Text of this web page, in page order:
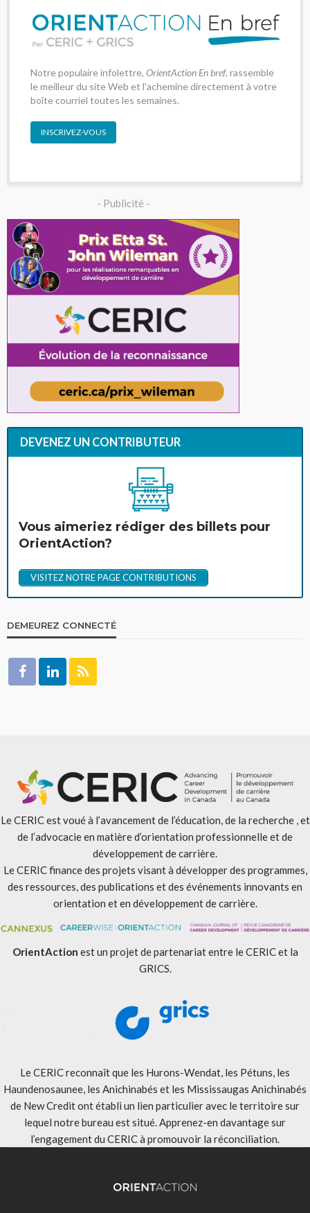
Notre populaire infolettre, OrientAction En bref, rassemble
le meilleur du site Web et l'achemine directement à votre
boîte courriel toutes les semaines.
INSCRIVEZ-VOUS
- Publicité -
DEVENEZ UN CONTRIBUTEUR
Vous aimeriez rédiger des billets pour
OrientAction?
VISITEZ NOTRE PAGE CONTRIBUTIONS
DEMEUREZ CONNECTÉ
Le CERIC est voué à l’avancement de l’éducation, de la recherche , et
de l’advocacie en matière d’orientation professionnelle et de
développement de carrière.
Le CERIC finance des projets visant à développer des programmes,
des ressources, des publications et des événements innovants en
orientation et en développement de carrière.
OrientAction est un projet de partenariat entre le CERIC et la
GRICS.
Le CERIC reconnaît que les Hurons-Wendat, les Pétuns, les
Haundenosaunee, les Anichinabés et les Mississaugas Anichinabés
de New Credit ont établi un lien particulier avec le territoire sur
lequel notre bureau est situé. Apprenez-en davantage sur
l’engagement du CERIC à promouvoir la réconciliation.